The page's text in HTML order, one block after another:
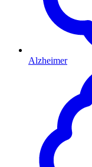
Alzheimer